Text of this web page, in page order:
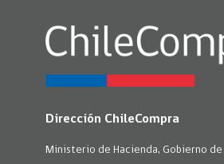
Dirección ChileCompra
Ministerio de Hacienda, Gobierno de